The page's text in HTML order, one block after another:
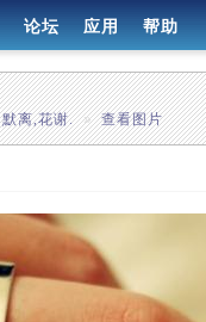
论坛 应用 帮助
默离,花谢. » 查看图片